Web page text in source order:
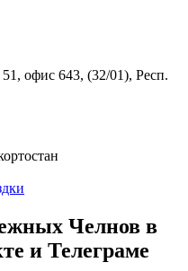
офис 643, (32/01), Респ.
Челнов в
и Телеграме